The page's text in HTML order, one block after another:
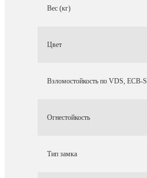
Вес (кг)
Цвет
Взломостойкость по VDS, ECB-S
Огнестойкость
Тип замка